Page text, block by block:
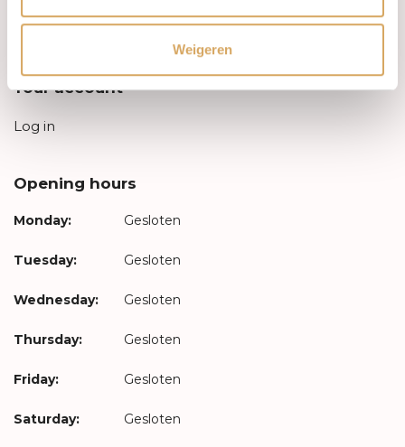
Weigeren
Privacy Policy
Your account
Log in
Opening hours
Monday: Gesloten
Tuesday: Gesloten
Wednesday: Gesloten
Thursday: Gesloten
Friday: Gesloten
Saturday: Gesloten